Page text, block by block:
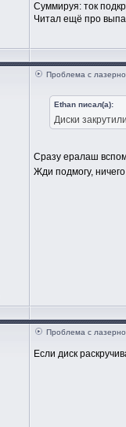
Суммируя: ток
Читал ещё про
Проблема с
Ethan писал(а):
Диски
Сразу ералаш
Жди подмогу,
Проблема с
Если диск